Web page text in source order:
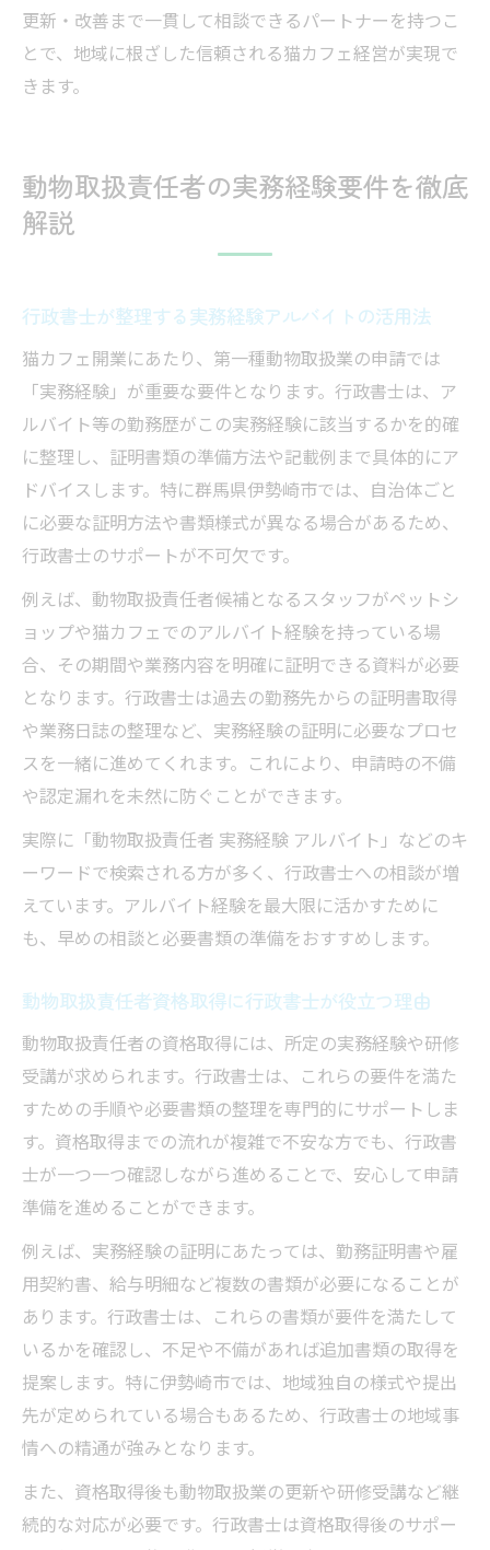
更新・改善まで一貫して相談できるパートナーを持つこ
とで、地域に根ざした信頼される猫カフェ経営が実現で
きます。
動物取扱責任者の実務経験要件を徹底
解説
行政書士が整理する実務経験アルバイトの活用法
猫カフェ開業にあたり、第一種動物取扱業の申請では
「実務経験」が重要な要件となります。行政書士は、ア
ルバイト等の勤務歴がこの実務経験に該当するかを的確
に整理し、証明書類の準備方法や記載例まで具体的にア
ドバイスします。特に群馬県伊勢崎市では、自治体ごと
に必要な証明方法や書類様式が異なる場合があるため、
行政書士のサポートが不可欠です。
例えば、動物取扱責任者候補となるスタッフがペットシ
ョップや猫カフェでのアルバイト経験を持っている場
合、その期間や業務内容を明確に証明できる資料が必要
となります。行政書士は過去の勤務先からの証明書取得
や業務日誌の整理など、実務経験の証明に必要なプロセ
スを一緒に進めてくれます。これにより、申請時の不備
や認定漏れを未然に防ぐことができます。
実際に「動物取扱責任者 実務経験 アルバイト」などのキ
ーワードで検索される方が多く、行政書士への相談が増
えています。アルバイト経験を最大限に活かすために
も、早めの相談と必要書類の準備をおすすめします。
動物取扱責任者資格取得に行政書士が役立つ理由
動物取扱責任者の資格取得には、所定の実務経験や研修
受講が求められます。行政書士は、これらの要件を満た
すための手順や必要書類の整理を専門的にサポートしま
す。資格取得までの流れが複雑で不安な方でも、行政書
士が一つ一つ確認しながら進めることで、安心して申請
準備を進めることができます。
例えば、実務経験の証明にあたっては、勤務証明書や雇
用契約書、給与明細など複数の書類が必要になることが
あります。行政書士は、これらの書類が要件を満たして
いるかを確認し、不足や不備があれば追加書類の取得を
提案します。特に伊勢崎市では、地域独自の様式や提出
先が定められている場合もあるため、行政書士の地域事
情への精通が強みとなります。
また、資格取得後も動物取扱業の更新や研修受講など継
続的な対応が必要です。行政書士は資格取得後のサポー